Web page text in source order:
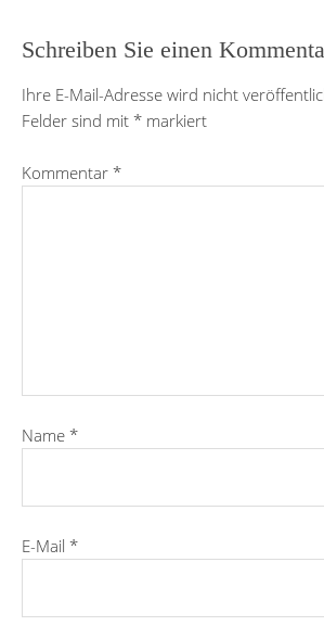
Schreiben Sie einen
Ihre E-Mail-Adresse wird nicht
Felder sind mit * markiert
Kommentar *
Name *
E-Mail *